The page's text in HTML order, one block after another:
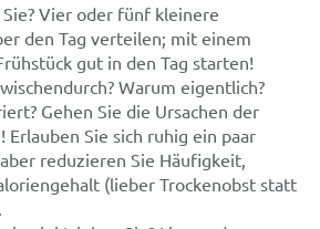
Vier oder fünf kleinere
den Tag verteilen; mit einem
gut in den Tag starten!
Warum eigentlich?
Gehen Sie die Ursachen der
Erlauben Sie sich ruhig ein paar
reduzieren Sie Häufigkeit,
(lieber Trockenobst statt